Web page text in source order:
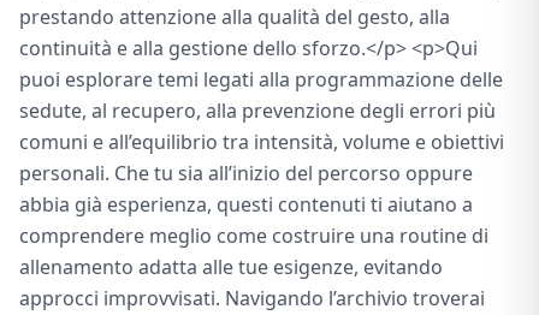
prestando attenzione alla qualità del gesto, alla
continuità e alla gestione dello sforzo.</p> <p>Qui
puoi esplorare temi legati alla programmazione delle
sedute, al recupero, alla prevenzione degli errori più
comuni e all’equilibrio tra intensità, volume e obiettivi
personali. Che tu sia all’inizio del percorso oppure
abbia già esperienza, questi contenuti ti aiutano a
comprendere meglio come costruire una routine di
allenamento adatta alle tue esigenze, evitando
approcci improvvisati. Navigando l’archivio troverai